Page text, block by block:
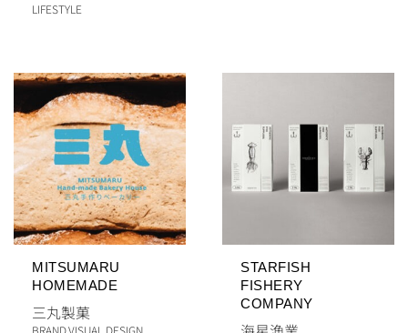
LIFESTYLE
MITSUMARU
HOMEMADE
三丸製菓
STARFISH
FISHERY
COMPANY